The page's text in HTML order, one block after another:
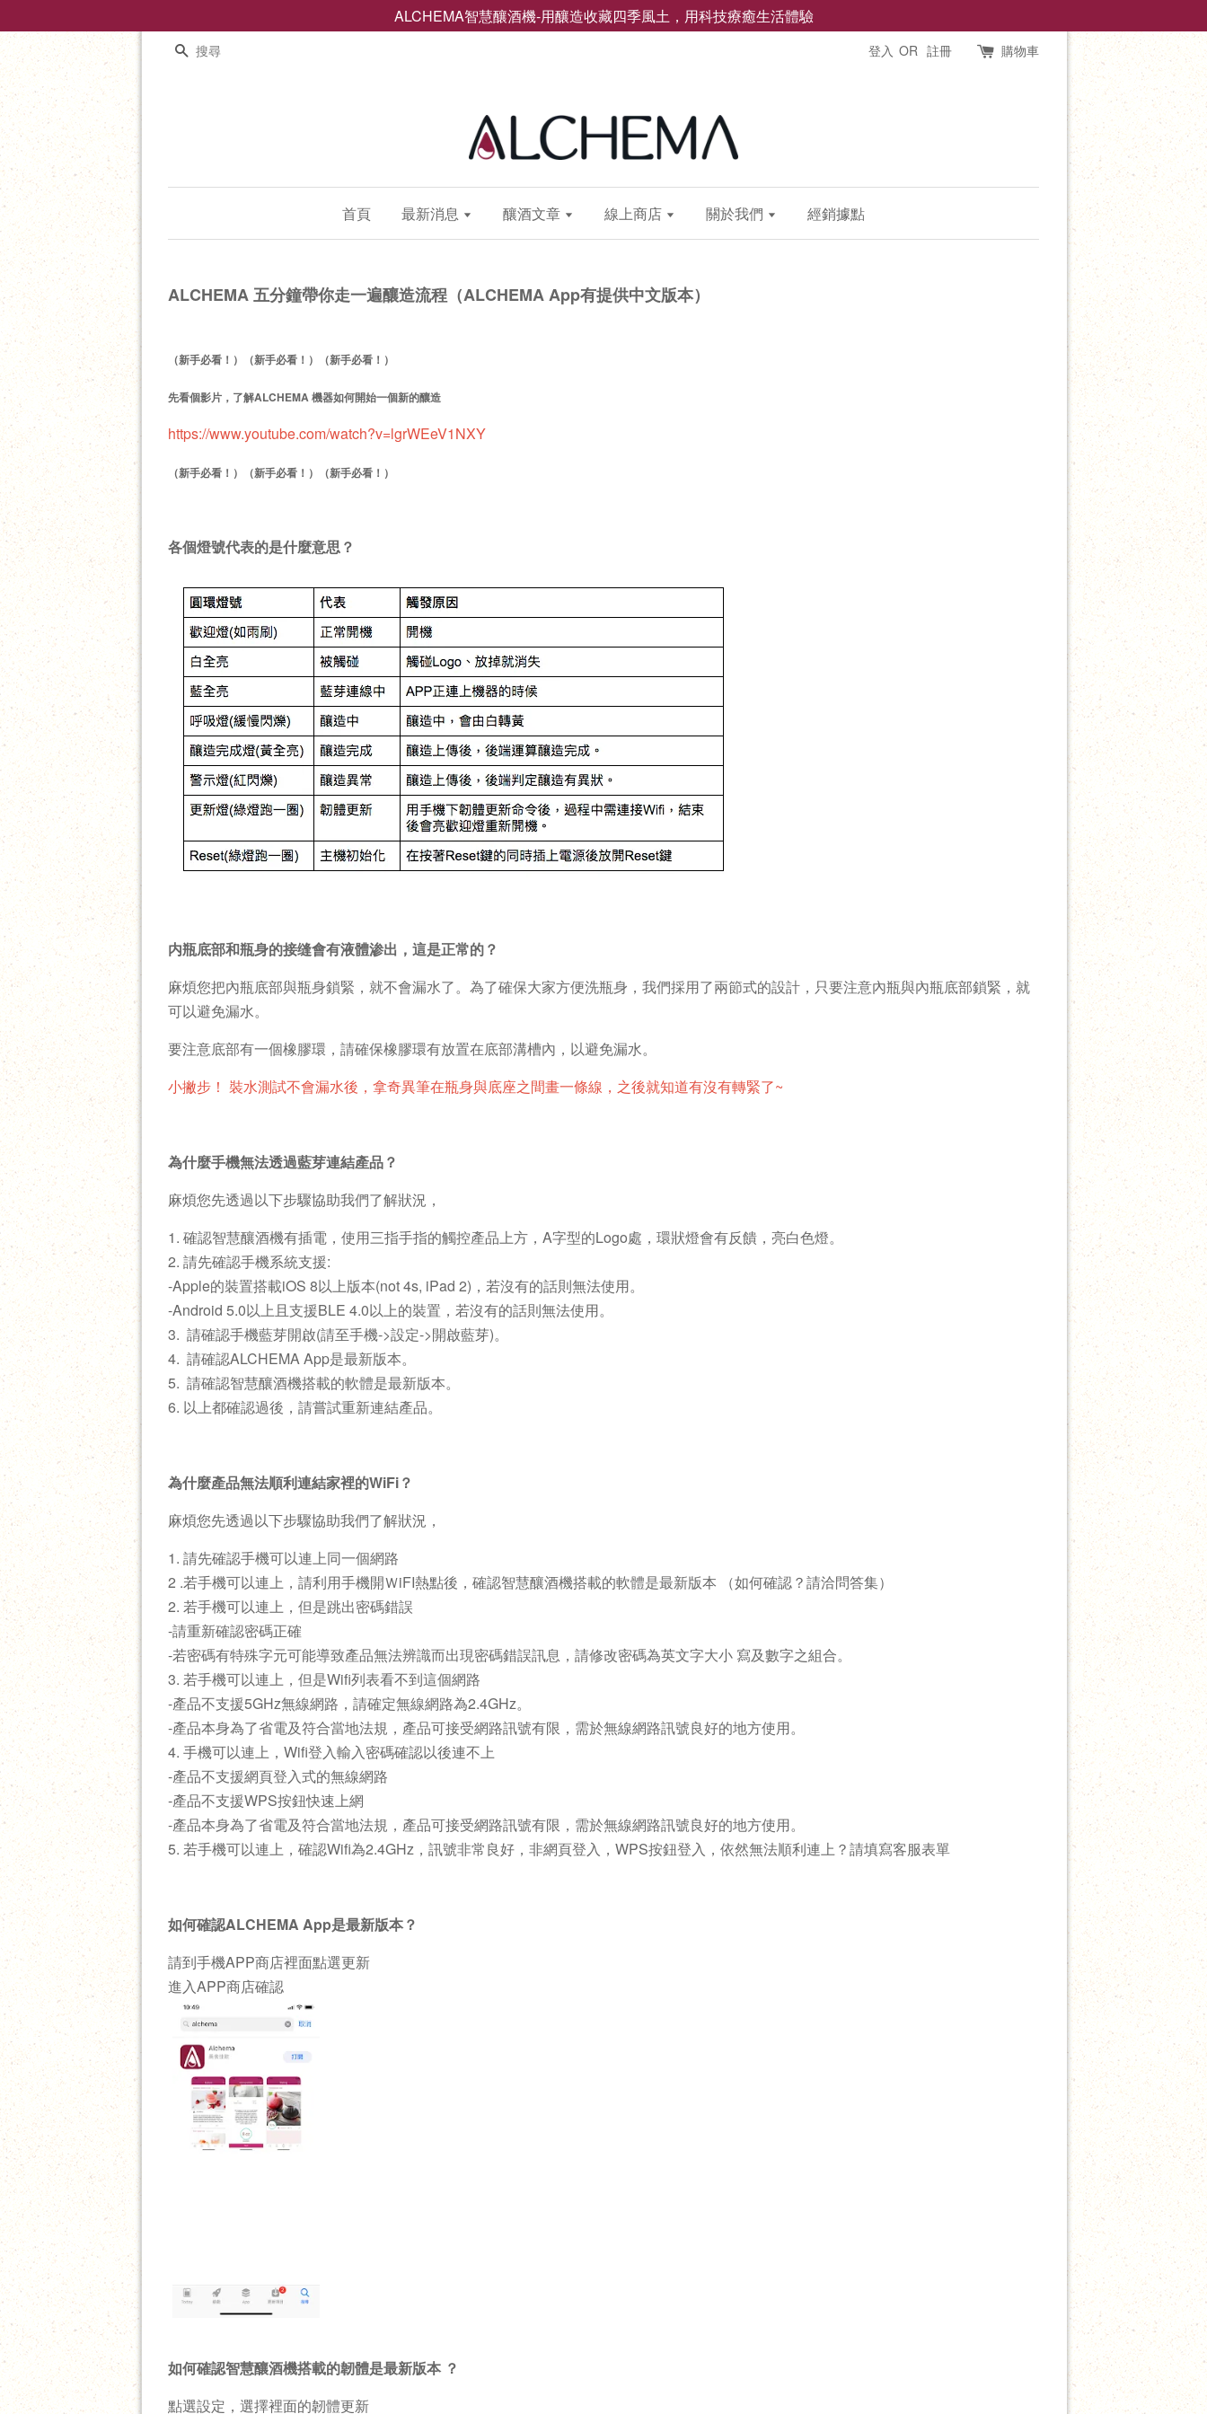
ALCHEMA智慧釀酒機-用釀造收藏四季風土，用科技療癒生活體驗
搜尋
登入 OR 註冊 購物車
首頁 最新消息 釀酒文章 線上商店 關於我們 經銷據點
ALCHEMA 五分鐘帶你走一遍釀造流程（ALCHEMA App有提供中文版本）
（新手必看！） （新手必看！） （新手必看！ ）
先看個影片， 了解ALCHEMA 機器如何開始一個新的釀造
https://www.youtube.com/watch?v=lgrWEeV1NXY
（新手必看！） （新手必看！） （新手必看！ ）
各個燈號代表的是什麼意思？
内瓶底部和瓶身的接缝會有液體渗出，這是正常的？
麻煩您把內瓶底部與瓶身鎖緊，就不會漏水了。為了確保大家方便洗瓶身，我們採用了兩節式的設計，只要注意內瓶與內瓶底部鎖緊，就
可以避免漏水。
要注意底部有一個橡膠環，請確保橡膠環有放置在底部溝槽內，以避免漏水。
小撇步！ 裝水測試不會漏水後，拿奇異筆在瓶身與底座之間畫一條線，之後就知道有沒有轉緊了~
為什麼手機無法透過藍芽連結產品？
麻煩您先透過以下步驟協助我們了解狀況，
1. 確認智慧釀酒機有插電，使用三指手指的觸控產品上方，A字型的Logo處，環狀燈會有反饋，亮白色燈。
2. 請先確認手機系統支援:
-Apple的裝置搭載iOS 8以上版本(not 4s, iPad 2)，若沒有的話則無法使用。
-Android 5.0以上且支援BLE 4.0以上的裝置，若沒有的話則無法使用。
3. 請確認手機藍芽開啟(請至手機->設定->開啟藍芽)。
4. 請確認ALCHEMA App是最新版本。
5. 請確認智慧釀酒機搭載的軟體是最新版本。
6. 以上都確認過後，請嘗試重新連結產品。
為什麼產品無法順利連結家裡的WiFi？
麻煩您先透過以下步驟協助我們了解狀況，
1. 請先確認手機可以連上同一個網路
2 .若手機可以連上，請利用手機開ＷiFI熱點後，確認智慧釀酒機搭載的軟體是最新版本 （如何確認？請洽問答集）
2. 若手機可以連上，但是跳出密碼錯誤
-請重新確認密碼正確
-若密碼有特殊字元可能導致產品無法辨識而出現密碼錯誤訊息，請修改密碼為英文字大小 寫及數字之組合。
3. 若手機可以連上，但是Wifi列表看不到這個網路
-產品不支援5GHz無線網路，請確定無線網路為2.4GHz。
-產品本身為了省電及符合當地法規，產品可接受網路訊號有限，需於無線網路訊號良好的地方使用。
4. 手機可以連上，Wifi登入輸入密碼確認以後連不上
-產品不支援網頁登入式的無線網路
-產品不支援WPS按鈕快速上網
-產品本身為了省電及符合當地法規，產品可接受網路訊號有限，需於無線網路訊號良好的地方使用。
5. 若手機可以連上，確認Wifi為2.4GHz，訊號非常良好，非網頁登入，WPS按鈕登入，依然無法順利連上？請填寫客服表單
如何確認ALCHEMA App是最新版本？
請到手機APP商店裡面點選更新
進入APP商店確認
如何確認智慧釀酒機搭載的韌體是最新版本 ？
點選設定，選擇裡面的韌體更新